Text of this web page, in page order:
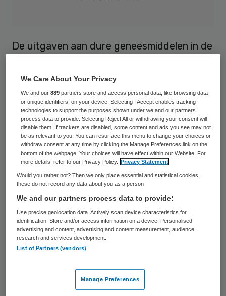
De uitgaven aan dure geneesmiddelen in de
de declaraties van deze medicijnen naar
verwachting op tot bijna 2 miljard euro. De
uitgaven aan dure geneesmiddelen stijgen
harder dan de totale uitgaven aan
ziekenhuiszorg.
Dat blijkt uit deMonitor Geneesmiddelen in
de medisch-specialistische zorgvan de
Nederlandse Zorgautoriteit (NZa).
De stijgende uitgaven aan geneesmiddelen
worden vooral veroorzaakt door de komst
van nieuwe, dure medicijnen. Gemiddeld
geneesmiddelen de afgelopen periode 6,7
procent per jaar, waarmee de stijging
We Care About Your Privacy
We and our889 partners store and access personal data, like browsing data
or unique identifiers, on your device. Selecting I Accept enables tracking
technologies to support the purposes shown under we and our partners
process data to provide. Selecting Reject All or withdrawing your consent will
disable them. If trackers are disabled, some content and ads you see may not
be as relevant to you. You can resurface this menu to change your choices or
withdraw consent at any time by clicking the Manage Preferences link on the
bottom of the webpage. Your choices will have effect within our Website. For
more details, refer to our Privacy Policy.
Privacy Statement
Would you rather not? Then we only place essential and statistical cookies,
these do not record any data about you as a person
We and our partners process data to provide:
Use precise geolocation data. Actively scan device characteristics for
identification. Store and/or access information on a device. Personalised
advertising and content, advertising and content measurement, audience
research and services development.
List of Partners (vendors)
Manage Preferences